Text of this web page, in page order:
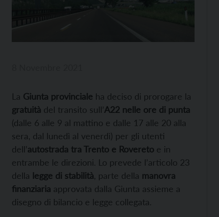
La Giunta provinciale ha deciso di prorogare la
gratuità del transito sull’A22 nelle ore di punta
(dalle 6 alle 9 al mattino e dalle 17 alle 20 alla
sera, dal lunedì al venerdì) per gli utenti
dell’autostrada tra Trento e Rovereto e in
entrambe le direzioni. Lo prevede l’articolo 23
della legge di stabilità , parte della manovra
finanziaria approvata dalla Giunta assieme a
disegno di bilancio e legge collegata.